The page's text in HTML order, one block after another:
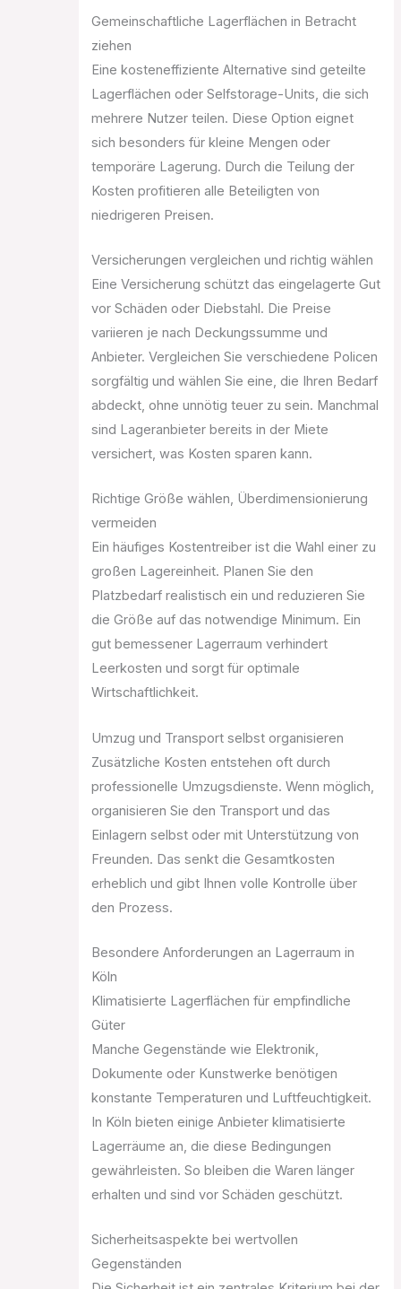
Gemeinschaftliche Lagerflächen in Betracht
ziehen
Eine kosteneffiziente Alternative sind geteilte
Lagerflächen oder Selfstorage-Units, die sich
mehrere Nutzer teilen. Diese Option eignet
sich besonders für kleine Mengen oder
temporäre Lagerung. Durch die Teilung der
Kosten profitieren alle Beteiligten von
niedrigeren Preisen.
Versicherungen vergleichen und richtig wählen
Eine Versicherung schützt das eingelagerte Gut
vor Schäden oder Diebstahl. Die Preise
variieren je nach Deckungssumme und
Anbieter. Vergleichen Sie verschiedene Policen
sorgfältig und wählen Sie eine, die Ihren Bedarf
abdeckt, ohne unnötig teuer zu sein. Manchmal
sind Lageranbieter bereits in der Miete
versichert, was Kosten sparen kann.
Richtige Größe wählen, Überdimensionierung
vermeiden
Ein häufiges Kostentreiber ist die Wahl einer zu
großen Lagereinheit. Planen Sie den
Platzbedarf realistisch ein und reduzieren Sie
die Größe auf das notwendige Minimum. Ein
gut bemessener Lagerraum verhindert
Leerkosten und sorgt für optimale
Wirtschaftlichkeit.
Umzug und Transport selbst organisieren
Zusätzliche Kosten entstehen oft durch
professionelle Umzugsdienste. Wenn möglich,
organisieren Sie den Transport und das
Einlagern selbst oder mit Unterstützung von
Freunden. Das senkt die Gesamtkosten
erheblich und gibt Ihnen volle Kontrolle über
den Prozess.
Besondere Anforderungen an Lagerraum in
Köln
Klimatisierte Lagerflächen für empfindliche
Güter
Manche Gegenstände wie Elektronik,
Dokumente oder Kunstwerke benötigen
konstante Temperaturen und Luftfeuchtigkeit.
In Köln bieten einige Anbieter klimatisierte
Lagerräume an, die diese Bedingungen
gewährleisten. So bleiben die Waren länger
erhalten und sind vor Schäden geschützt.
Sicherheitsaspekte bei wertvollen
Gegenständen